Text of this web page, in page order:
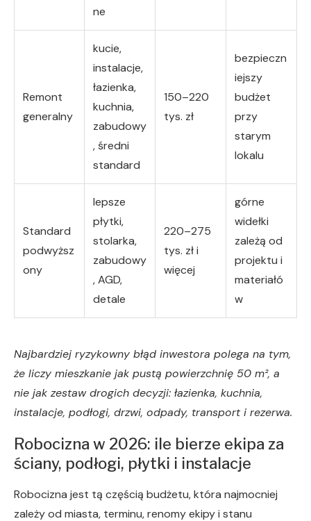
ne
Remont
generalny
kucie,
instalacje,
łazienka,
kuchnia,
zabudowy
, średni
standard
150–220
tys. zł
bezpieczn
iejszy
budżet
przy
starym
lokalu
Standard
podwyższ
ony
lepsze
płytki,
stolarka,
zabudowy
, AGD,
detale
220–275
tys. zł i
więcej
górne
widełki
zależą od
projektu i
materiałó
w
Najbardziej ryzykowny błąd inwestora polega na tym,
że liczy mieszkanie jak pustą powierzchnię 50 m², a
nie jak zestaw drogich decyzji: łazienka, kuchnia,
instalacje, podłogi, drzwi, odpady, transport i rezerwa.
Robocizna w 2026: ile bierze ekipa za
ściany, podłogi, płytki i instalacje
Robocizna jest tą częścią budżetu, która najmocniej
zależy od miasta, terminu, renomy ekipy i stanu